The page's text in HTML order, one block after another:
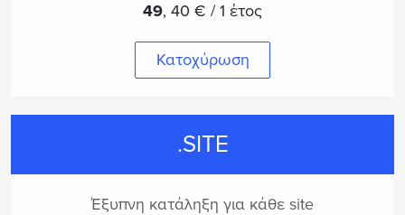
49, 40 € / 1 έτος
Κατοχύρωση
.SITE
Έξυπνη κατάληξη για κάθε site